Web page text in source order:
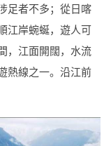
足者不多；從日喀
江岸蜿蜒，遊人可
，江面開闊，水流
熱線之一。沿江前